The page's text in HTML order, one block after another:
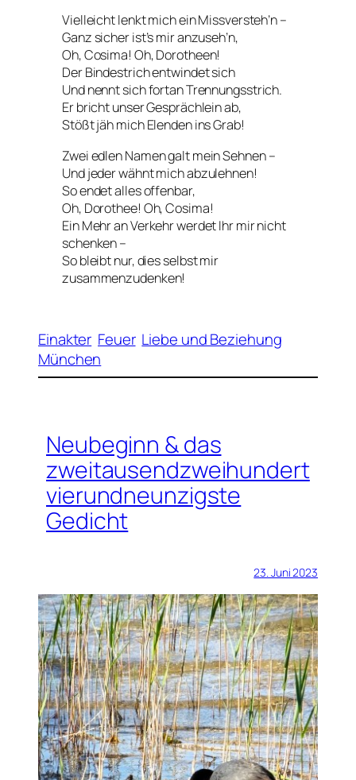
Vielleicht lenkt mich ein Missversteh’n –
Ganz sicher ist’s mir anzuseh’n,
Oh, Cosima! Oh, Dorotheen!
Der Bindestrich entwindet sich
Und nennt sich fortan Trennungsstrich.
Er bricht unser Gesprächlein ab,
Stößt jäh mich Elenden ins Grab!
Zwei edlen Namen galt mein Sehnen –
Und jeder wähnt mich abzulehnen!
So endet alles offenbar,
Oh, Dorothee! Oh, Cosima!
Ein Mehr an Verkehr werdet Ihr mir nicht
schenken –
So bleibt nur, dies selbst mir
zusammenzudenken!
Einakter Feuer Liebe und Beziehung
München
Neubeginn & das
zweitausendzweihundert
vierundneunzigste
Gedicht
23. Juni 2023